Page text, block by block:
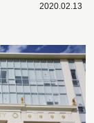
2020.02.13